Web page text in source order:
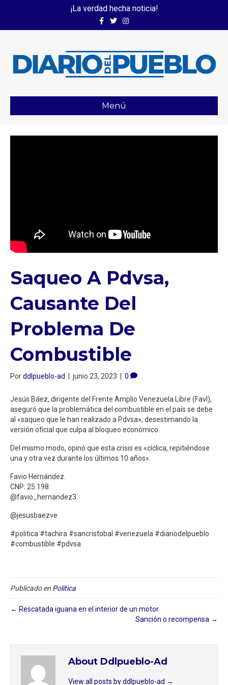
¡La verdad hecha noticia!
FacebookTwitterInstagram
Menú
Saqueo A Pdvsa,
Causante Del
Problema De
Combustible
Porddlpueblo-ad junio 23, 2023 0
Jesús Báez, dirigente del Frente Amplio Venezuela Libre (Favl),
aseguró que la problemática del combustible en el país se debe
al «saqueo que le han realizado a Pdvsa», desestimando la
versión oficial que culpa al bloqueo económico.
Del mismo modo, opinó que esta crisis es «cíclica, repitiéndose
una y otra vez durante los últimos 10 años».
Favio Hernández.
CNP: 25.198.
@favio_hernandez3
@jesusbaezve
#politica #tachira #sancristobal #venezuela #diariodelpueblo
#combustible #pdvsa
Publicado en Política
← Rescatada iguana en el interior de un motor
Sanción o recompensa →
About Ddlpueblo-Ad
View all posts by ddlpueblo-ad →